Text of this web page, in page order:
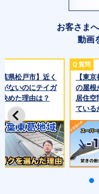
お客さま
動画
【東
の屋根
居住空
ている
県松戸市】近く
ないのにテイガ
めた理由は？